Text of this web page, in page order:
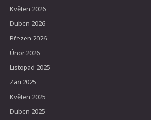
Květen 2026
Duben 2026
Březen 2026
Únor 2026
Listopad 2025
Září 2025
Květen 2025
Duben 2025